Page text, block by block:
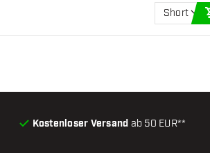
Short
Kostenloser Versand ab 50 EUR**